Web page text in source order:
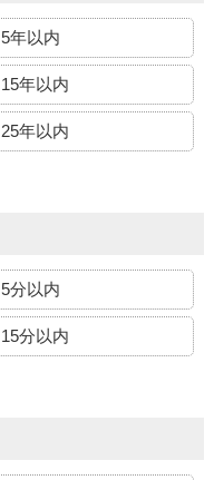
5年以内
15年以内
25年以内
5分以内
15分以内